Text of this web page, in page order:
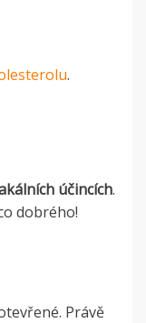
.
účincích.
dobrého!
Právě